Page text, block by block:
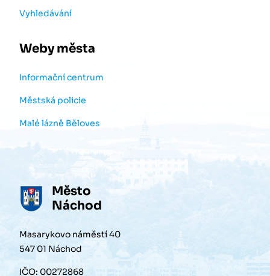
Vyhledávání
Weby města
Informační centrum
Městská policie
Malé lázně Běloves
Město
Náchod
Masarykovo náměstí 40
547 01 Náchod
IČO: 00272868